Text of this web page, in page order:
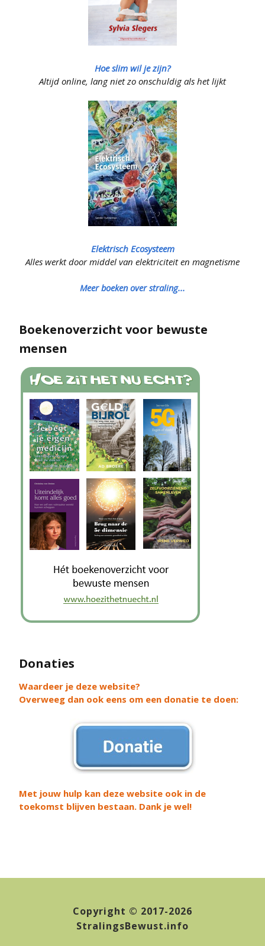
Hoe slim wil je zijn?
Altijd online, lang niet zo onschuldig als het lijkt
Elektrisch Ecosysteem
Alles werkt door middel van elektriciteit en magnetisme
Meer boeken over straling...
Boekenoverzicht voor bewuste
mensen
Donaties
Waardeer je deze website?
Overweeg dan ook eens om een donatie te doen:
Met jouw hulp kan deze website ook in de
toekomst blijven bestaan. Dank je wel!
Copyright © 2017-2026
StralingsBewust.info